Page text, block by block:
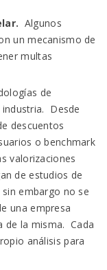
Algunos
un mecanismo de
multas
de
Desde
descuentos
o benchmark
valorizaciones
de estudios de
embargo no se
una empresa
de la misma. Cada
análisis para